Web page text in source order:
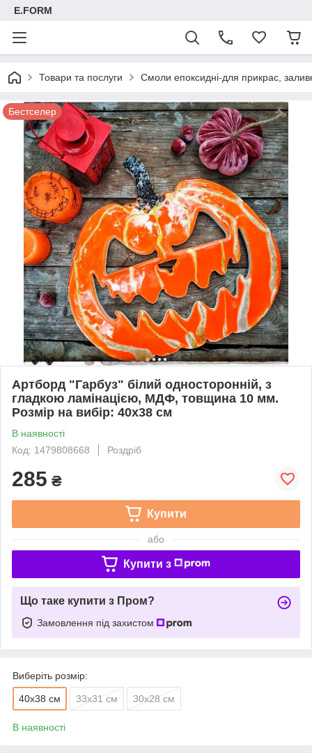
E.FORM
Товари та послуги Смоли епоксидні-для прикрас,
Бестселер
Артборд "Гарбуз" білий односторонній, з
гладкою ламінацією, МДФ, товщина 10 мм.
Розмір на вибір: 40х38 см
В наявності
Код: 1479808668
Роздріб
285 ₴
Купити
або
Купити з
Що таке купити з Пром?
Замовлення під захистом
Виберіть розмір:
40х38 см 33х31 см 30х28 см
В наявності